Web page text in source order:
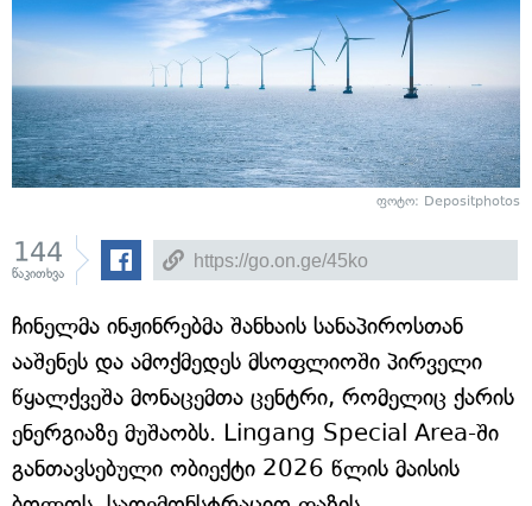
ფოტო: Depositphotos
144
წაკითხვა
ჩინელმა ინჟინრებმა შანხაის სანაპიროსთან
ააშენეს და ამოქმედეს მსოფლიოში პირველი
წყალქვეშა მონაცემთა ცენტრი, რომელიც ქარის
ენერგიაზე მუშაობს. Lingang Special Area-ში
განთავსებული ობიექტი 2026 წლის მაისის